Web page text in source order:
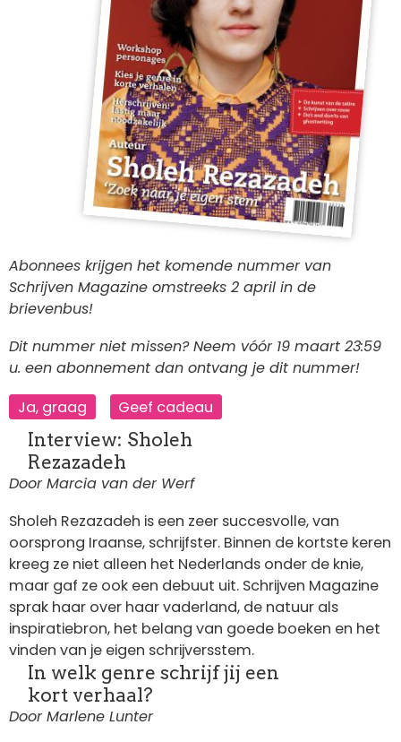
Abonnees krijgen het komende nummer van
Schrijven Magazine omstreeks 2 april in de
brievenbus!
Dit nummer niet missen? Neem vóór 19 maart 23:59
u. een abonnement dan ontvang je dit nummer!
Ja, graag
Geef cadeau
Interview: Sholeh
Rezazadeh
Door Marcia van der Werf
Sholeh Rezazadeh is een zeer succesvolle, van
oorsprong Iraanse, schrijfster. Binnen de kortste keren
kreeg ze niet alleen het Nederlands onder de knie,
maar gaf ze ook een debuut uit. Schrijven Magazine
sprak haar over haar vaderland, de natuur als
inspiratiebron, het belang van goede boeken en het
vinden van je eigen schrijversstem.
In welk genre schrijf jij een
kort verhaal?
Door Marlene Lunter